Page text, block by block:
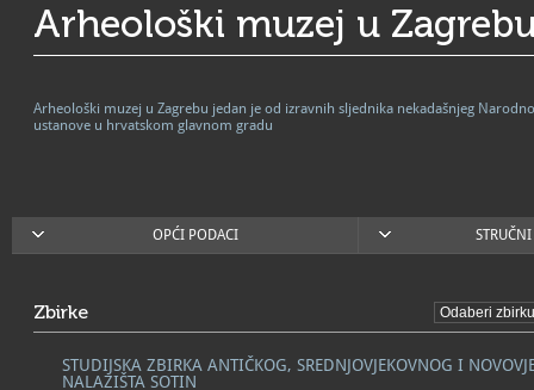
Arheološki muzej u
Arheološki muzej u Zagrebu jedan je od izravnih sljednika nekadašnjeg
ustanove u hrvatskom glavnom gradu
OPĆI PODACI
Zbirke
STUDIJSKA ZBIRKA ANTIČKOG, SREDNJOVJEKOVNOG I
NALAZIŠTA SOTIN